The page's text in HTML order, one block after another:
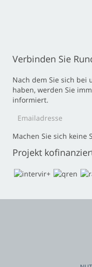
Verbinden Sie
Nach dem Sie sich bei
haben, werden Sie
informiert.
Machen Sie sich keine
Projekt